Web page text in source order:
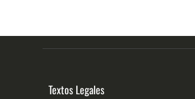
Textos Legales